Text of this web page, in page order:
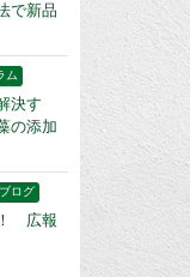
で新品
ム
決す
の添加
ログ
広報